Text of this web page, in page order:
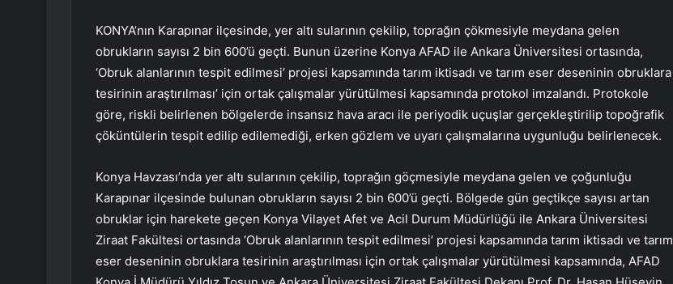
KONYA’nın Karapınar ilçesinde, yer altı sularının çekilip, toprağın çökmesiyle meydana gelen
obrukların sayısı 2 bin 600’ü geçti. Bunun üzerine Konya AFAD ile Ankara Üniversitesi ortasında,
‘Obruk alanlarının tespit edilmesi’ projesi kapsamında tarım iktisadı ve tarım eser deseninin obruklara
tesirinin araştırılması’ için ortak çalışmalar yürütülmesi kapsamında protokol imzalandı. Protokole
göre, riskli belirlenen bölgelerde insansız hava aracı ile periyodik uçuşlar gerçekleştirilip topoğrafik
çöküntülerin tespit edilip edilemediği, erken gözlem ve uyarı çalışmalarına uygunluğu belirlenecek.
Konya Havzası’nda yer altı sularının çekilip, toprağın göçmesiyle meydana gelen ve çoğunluğu
Karapınar ilçesinde bulunan obrukların sayısı 2 bin 600’ü geçti. Bölgede gün geçtikçe sayısı artan
obruklar için harekete geçen Konya Vilayet Afet ve Acil Durum Müdürlüğü ile Ankara Üniversitesi
Ziraat Fakültesi ortasında ‘Obruk alanlarının tespit edilmesi’ projesi kapsamında tarım iktisadı ve tarım
eser deseninin obruklara tesirinin araştırılması için ortak çalışmalar yürütülmesi kapsamında, AFAD